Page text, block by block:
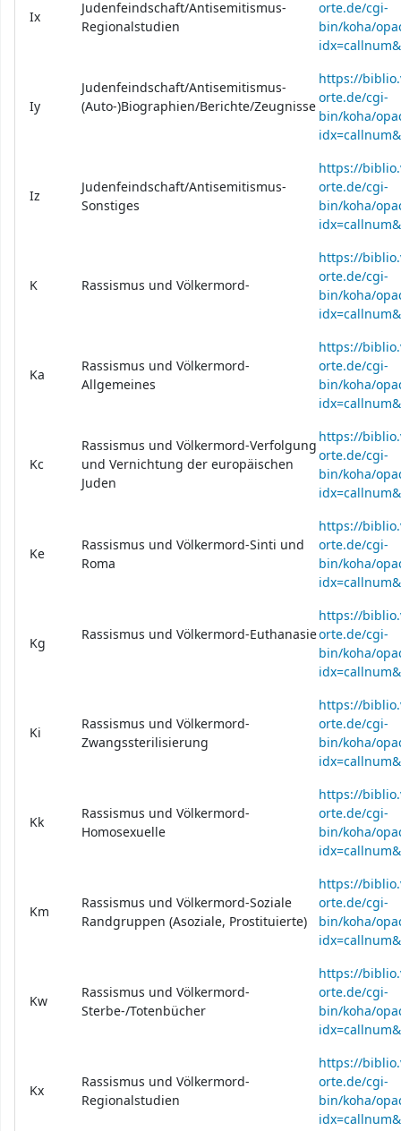
Ix
Judenfeindschaft/Antisemitismus-
Regionalstudien
orte.de/cgi-
bin/koha/
Iy
Judenfeindschaft/Antisemitismus-
(Auto-)Biographien/Berichte/Zeugnisse
https://
orte.de/cgi-
bin/koha/
Iz
Judenfeindschaft/Antisemitismus-
Sonstiges
https://
orte.de/cgi-
bin/koha/
K Rassismus und Völkermord-
https://
orte.de/cgi-
bin/koha/
Ka
Rassismus und Völkermord-
Allgemeines
https://
orte.de/cgi-
bin/koha/
Kc
Rassismus und Völkermord-Verfolgung
und Vernichtung der europäischen
Juden
https://
orte.de/cgi-
bin/koha/
Ke
Rassismus und Völkermord-Sinti und
Roma
https://
orte.de/cgi-
bin/koha/
Kg Rassismus und Völkermord-Euthanasie
https://
orte.de/cgi-
bin/koha/
Ki
Rassismus und Völkermord-
Zwangssterilisierung
https://
orte.de/cgi-
bin/koha/
Kk
Rassismus und Völkermord-
Homosexuelle
https://
orte.de/cgi-
bin/koha/
Km
Rassismus und Völkermord-Soziale
Randgruppen (Asoziale, Prostituierte)
https://
orte.de/cgi-
bin/koha/
Kw
Rassismus und Völkermord-
Sterbe-/Totenbücher
https://
orte.de/cgi-
bin/koha/
Kx
Rassismus und Völkermord-
Regionalstudien
https://
orte.de/cgi-
bin/koha/